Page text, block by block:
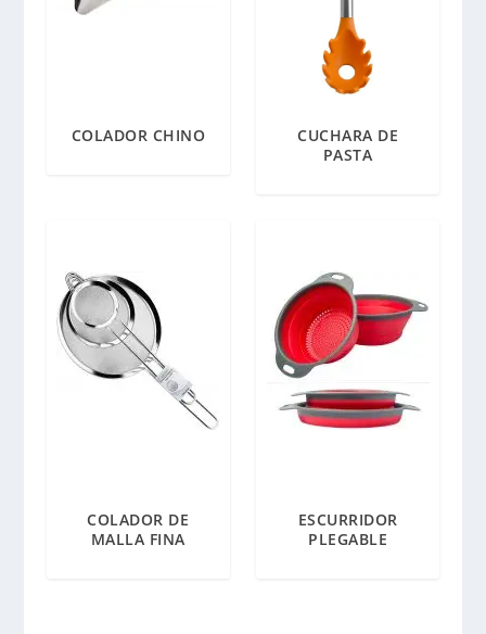
COLADOR CHINO
CUCHARA DE
PASTA
COLADOR DE
MALLA FINA
ESCURRIDOR
PLEGABLE